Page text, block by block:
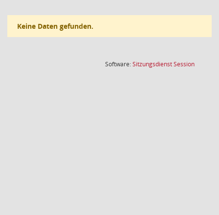
Keine Daten gefunden.
Software:SitzungsdienstSession(Wird in